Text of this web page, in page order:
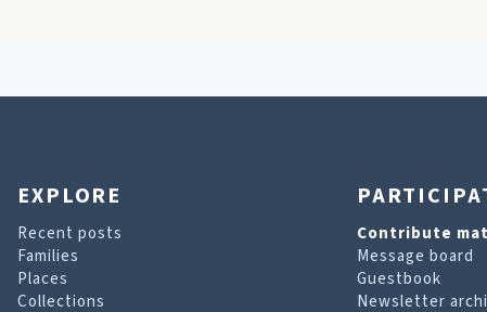
EXPLORE
Recent posts
Families
Places
Collections
Contribute
Message board
Guestbook
Newsletter